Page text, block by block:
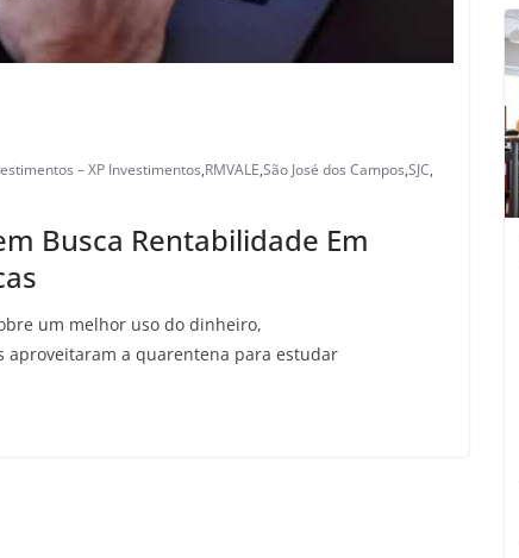
– XP Investimentos,RMVALE,São José dos Campos,SJC,
Busca Rentabilidade Em
um melhor uso do dinheiro,
a quarentena para estudar